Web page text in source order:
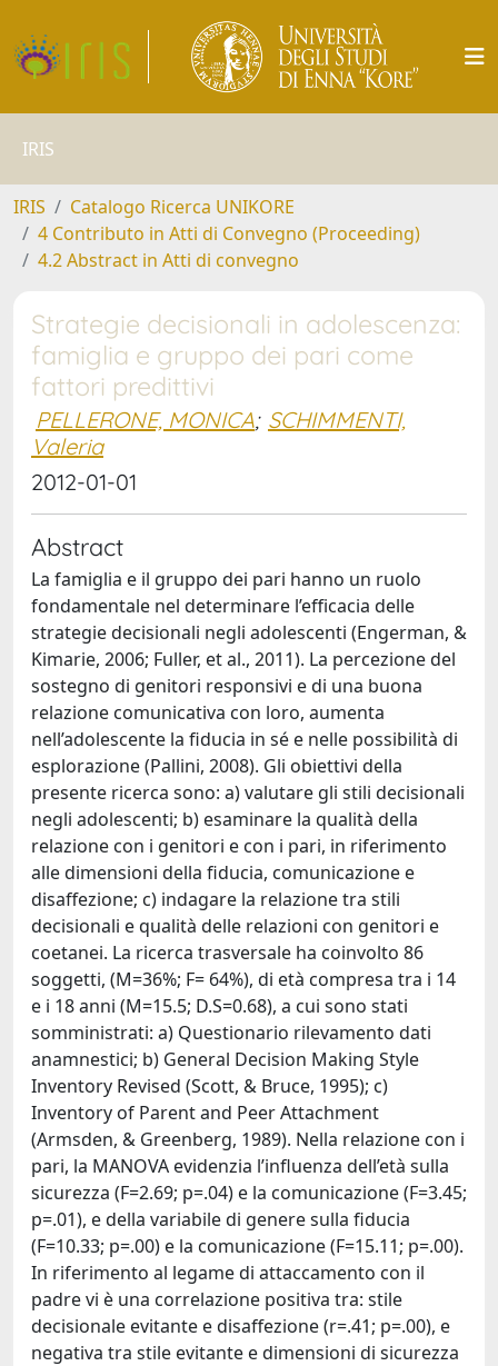
IRIS
IRIS
Catalogo Ricerca UNIKORE
4 Contributo in Atti di Convegno (Proceeding)
4.2 Abstract in Atti di convegno
Strategie decisionali in adolescenza:
famiglia e gruppo dei pari come
fattori predittivi
PELLERONE, MONICA; SCHIMMENTI,
Valeria
2012-01-01
Abstract
La famiglia e il gruppo dei pari hanno un ruolo
fondamentale nel determinare l’efficacia delle
strategie decisionali negli adolescenti (Engerman, &
Kimarie, 2006; Fuller, et al., 2011). La percezione del
sostegno di genitori responsivi e di una buona
relazione comunicativa con loro, aumenta
nell’adolescente la fiducia in sé e nelle possibilità di
esplorazione (Pallini, 2008). Gli obiettivi della
presente ricerca sono: a) valutare gli stili decisionali
negli adolescenti; b) esaminare la qualità della
relazione con i genitori e con i pari, in riferimento
alle dimensioni della fiducia, comunicazione e
disaffezione; c) indagare la relazione tra stili
decisionali e qualità delle relazioni con genitori e
coetanei. La ricerca trasversale ha coinvolto 86
soggetti, (M=36%; F= 64%), di età compresa tra i 14
e i 18 anni (M=15.5; D.S=0.68), a cui sono stati
somministrati: a) Questionario rilevamento dati
anamnestici; b) General Decision Making Style
Inventory Revised (Scott, & Bruce, 1995); c)
Inventory of Parent and Peer Attachment
(Armsden, & Greenberg, 1989). Nella relazione con i
pari, la MANOVA evidenzia l’influenza dell’età sulla
sicurezza (F=2.69; p=.04) e la comunicazione (F=3.45;
p=.01), e della variabile di genere sulla fiducia
(F=10.33; p=.00) e la comunicazione (F=15.11; p=.00).
In riferimento al legame di attaccamento con il
padre vi è una correlazione positiva tra: stile
decisionale evitante e disaffezione (r=.41; p=.00), e
negativa tra stile evitante e dimensioni di sicurezza